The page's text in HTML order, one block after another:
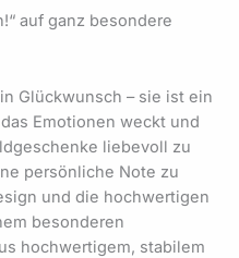
auf ganz besondere
Glückwunsch – sie ist ein
Emotionen weckt und
liebevoll zu
persönliche Note zu
und die hochwertigen
besonderen
hochwertigem, stabilem